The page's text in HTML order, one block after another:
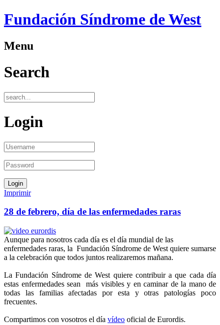
Fundación Síndrome de West
Menu
Search
Login
Imprimir
28 de febrero, día de las enfermedades raras
Aunque para nosotros cada día es el día mundial de las
enfermedades raras, la Fundación Síndrome de West quiere sumarse
a la celebración que todos juntos realizaremos mañana.
La Fundación Síndrome de West quiere contribuir a que cada día
estas enfermedades sean más visibles y en caminar de la mano de
todas las familias afectadas por esta y otras patologías poco
frecuentes.
Compartimos con vosotros el día vídeo oficial de Eurordis.